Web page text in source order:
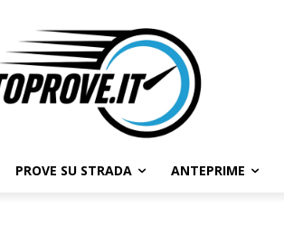
PROVE SU STRADA ANTEPRIME